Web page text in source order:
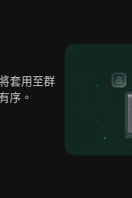
套用至群
序。